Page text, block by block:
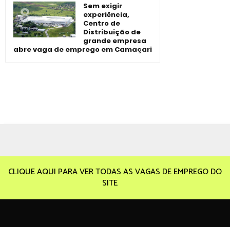
Sem exigir
experiência,
Centro de
Distribuição de
grande empresa
abre vaga de emprego em Camaçari
CLIQUE AQUI PARA VER TODAS AS VAGAS DE EMPREGO DO
SITE